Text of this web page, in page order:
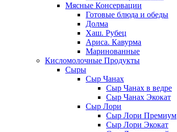
Мясные Консервации
Готовые блюда и обеды
Долма
Хаш. Рубец
Ариса. Кавурма
Маринованные
Кисломолочные Продукты
Сыры
Сыр Чанах
Сыр Чанах в ведре
Сыр Чанах Экокат
Сыр Лори
Сыр Лори Премиум
Сыр Лори Экокат